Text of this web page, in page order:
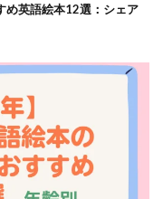
め英語絵本12選：シェア